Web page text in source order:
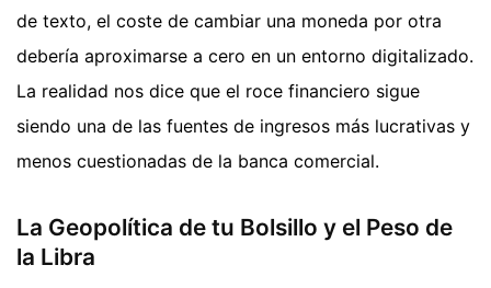
de texto, el coste de cambiar una moneda por otra
debería aproximarse a cero en un entorno digitalizado.
La realidad nos dice que el roce financiero sigue
siendo una de las fuentes de ingresos más lucrativas y
menos cuestionadas de la banca comercial.
La Geopolítica de tu Bolsillo y el Peso de
la Libra